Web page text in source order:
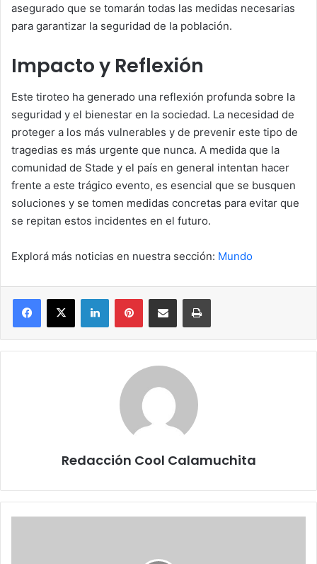
asegurado que se tomarán todas las medidas necesarias
para garantizar la seguridad de la población.
Impacto y Reflexión
Este tiroteo ha generado una reflexión profunda sobre la
seguridad y el bienestar en la sociedad. La necesidad de
proteger a los más vulnerables y de prevenir este tipo de
tragedias es más urgente que nunca. A medida que la
comunidad de Stade y el país en general intentan hacer
frente a este trágico evento, es esencial que se busquen
soluciones y se tomen medidas concretas para evitar que
se repitan estos incidentes en el futuro.
Explorá más noticias en nuestra sección: Mundo
Facebook
X LinkedInPinterestCompartir por correo electrónicoImprimir
Redacción Cool Calamuchita